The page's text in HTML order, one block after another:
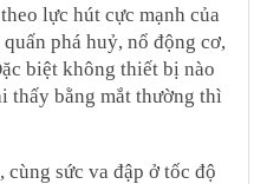
lực hút cực mạnh của
phá huỷ, nổ động cơ,
biệt không thiết bị nào
thấy bằng mắt thường thì
sức va đập ở tốc độ